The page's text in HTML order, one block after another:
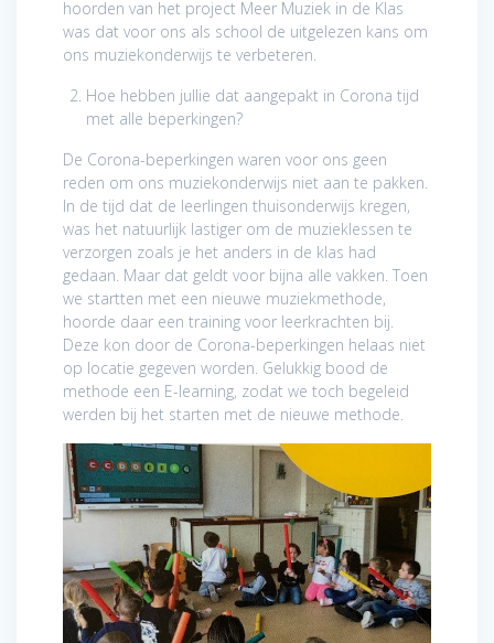
hoorden van het project Meer Muziek in de Klas
was dat voor ons als school de uitgelezen kans om
ons muziekonderwijs te verbeteren.
Hoe hebben jullie dat aangepakt in Corona tijd
met alle beperkingen?
De Corona-beperkingen waren voor ons geen
reden om ons muziekonderwijs niet aan te pakken.
In de tijd dat de leerlingen thuisonderwijs kregen,
was het natuurlijk lastiger om de muzieklessen te
verzorgen zoals je het anders in de klas had
gedaan. Maar dat geldt voor bijna alle vakken. Toen
we startten met een nieuwe muziekmethode,
hoorde daar een training voor leerkrachten bij.
Deze kon door de Corona-beperkingen helaas niet
op locatie gegeven worden. Gelukkig bood de
methode een E-learning, zodat we toch begeleid
werden bij het starten met de nieuwe methode.